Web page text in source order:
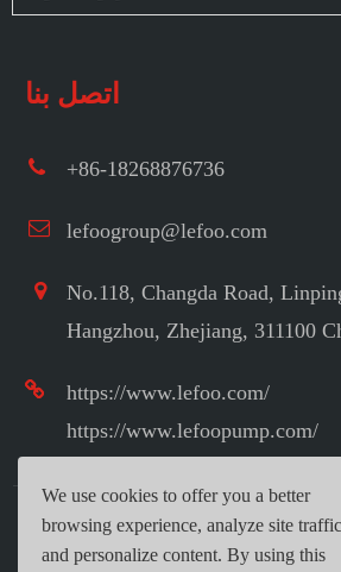
اتصل بنا
+86-18268876736
lefoogroup@lefoo.com
No.118, Changda Road,
Hangzhou, Zhejiang, 311100
https://www.lefoo.com/
https://www.lefoopump.com/
حقوق الطبع ©LEFOO
We use cookies to offer you a better
browsing experience, analyze site traffic
and personalize content. By using this